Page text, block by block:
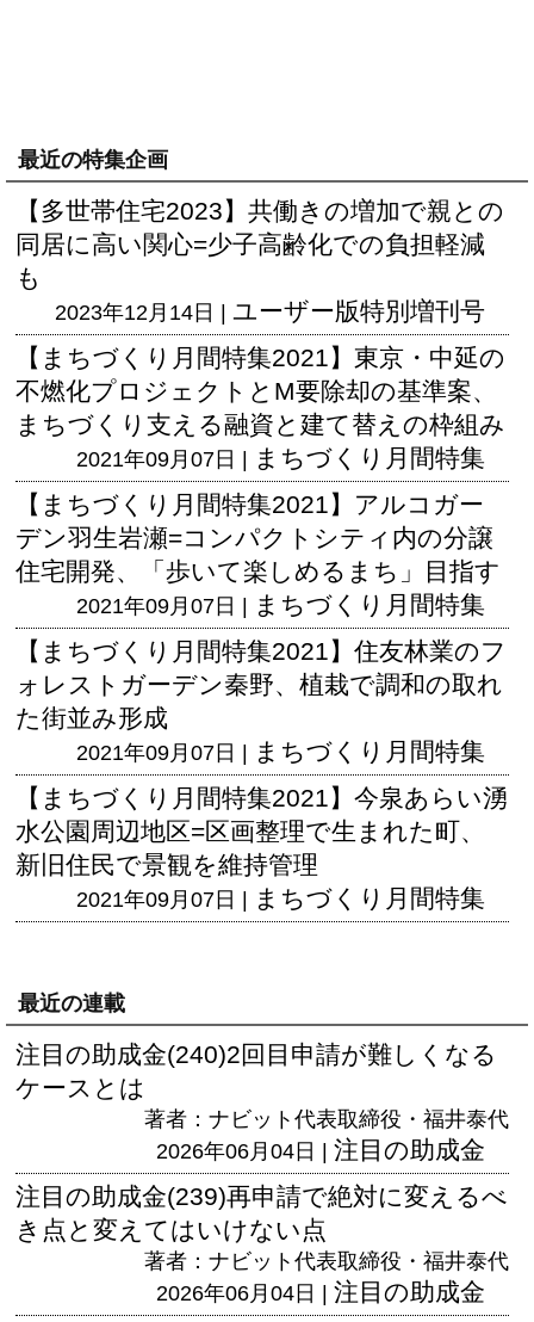
最近の特集企画
【多世帯住宅2023】共働きの増加で親との
同居に高い関心=少子高齢化での負担軽減
も
2023年12月14日 | ユーザー版特別増刊号
【まちづくり月間特集2021】東京・中延の
不燃化プロジェクトとM要除却の基準案、
まちづくり支える融資と建て替えの枠組み
2021年09月07日 | まちづくり月間特集
【まちづくり月間特集2021】アルコガー
デン羽生岩瀬=コンパクトシティ内の分譲
住宅開発、「歩いて楽しめるまち」目指す
2021年09月07日 | まちづくり月間特集
【まちづくり月間特集2021】住友林業のフ
ォレストガーデン秦野、植栽で調和の取れ
た街並み形成
2021年09月07日 | まちづくり月間特集
【まちづくり月間特集2021】今泉あらい湧
水公園周辺地区=区画整理で生まれた町、
新旧住民で景観を維持管理
2021年09月07日 | まちづくり月間特集
最近の連載
注目の助成金(240)2回目申請が難しくなる
ケースとは
著者：ナビット代表取締役・福井泰代
2026年06月04日 | 注目の助成金
注目の助成金(239)再申請で絶対に変えるべ
き点と変えてはいけない点
著者：ナビット代表取締役・福井泰代
2026年06月04日 | 注目の助成金